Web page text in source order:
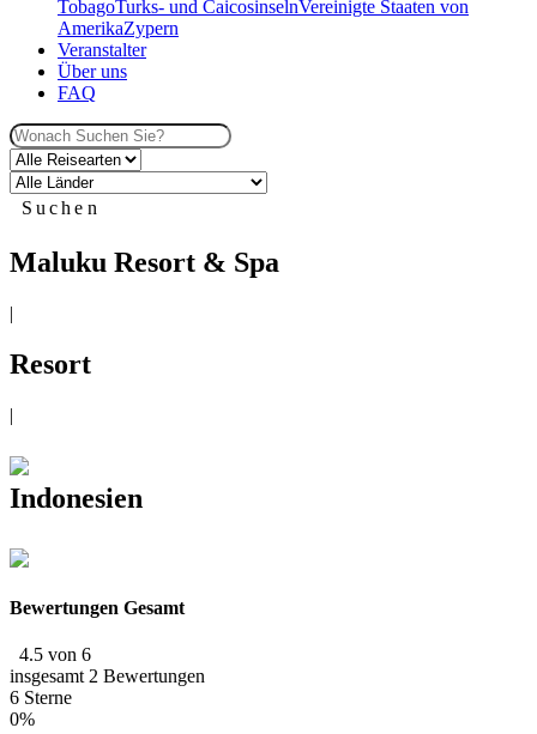
TobagoTurks- und CaicosinselnVereinigte Staaten von
AmerikaZypern
Veranstalter
Über uns
FAQ
Suchen
Maluku Resort & Spa
|
Resort
|
Indonesien
Bewertungen Gesamt
4.5 von 6
insgesamt 2 Bewertungen
6 Sterne
0%